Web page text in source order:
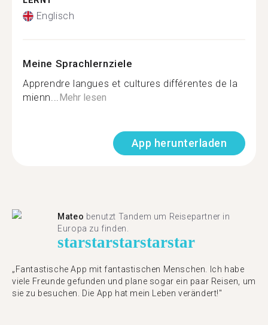
Englisch
Meine Sprachlernziele
Apprendre langues et cultures différentes de la
mienn...Mehr lesen
App herunterladen
Mateo benutzt Tandem um Reisepartner in
Europa zu finden.
starstarstarstarstar
„Fantastische App mit fantastischen Menschen. Ich habe
viele Freunde gefunden und plane sogar ein paar Reisen, um
sie zu besuchen. Die App hat mein Leben verändert!"